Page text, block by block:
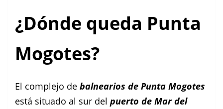
¿Dónde queda Punta
Mogotes?
El complejo de balnearios de Punta Mogotes
está situado al sur del puerto de Mar del